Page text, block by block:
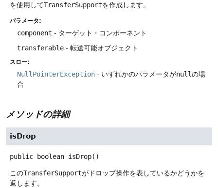
を使用してTransferSupportを作成します。
パラメータ:
component - ターゲット・コンポーネント
transferable - 転送可能オブジェクト
スロー:
NullPointerException - いずれかのパラメータがnullの場
合
メソッドの詳細
isDrop
public boolean isDrop()
このTransferSupportがドロップ操作を表しているかどうかを
返します。